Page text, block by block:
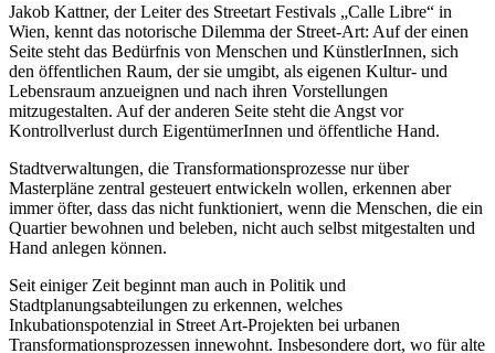
Jakob Kattner, der Leiter des Streetart Festivals „Calle Libre“ in
Wien, kennt das notorische Dilemma der Street-Art: Auf der einen
Seite steht das Bedürfnis von Menschen und KünstlerInnen, sich
den öffentlichen Raum, der sie umgibt, als eigenen Kultur- und
Lebensraum anzueignen und nach ihren Vorstellungen
mitzugestalten. Auf der anderen Seite steht die Angst vor
Kontrollverlust durch EigentümerInnen und öffentliche Hand.
Stadtverwaltungen, die Transformationsprozesse nur über
Masterpläne zentral gesteuert entwickeln wollen, erkennen aber
immer öfter, dass das nicht funktioniert, wenn die Menschen, die ein
Quartier bewohnen und beleben, nicht auch selbst mitgestalten und
Hand anlegen können.
Seit einiger Zeit beginnt man auch in Politik und
Stadtplanungsabteilungen zu erkennen, welches
Inkubationspotenzial in Street Art-Projekten bei urbanen
Transformationsprozessen innewohnt. Insbesondere dort, wo für alte